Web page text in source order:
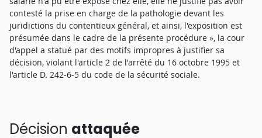
contesté la prise en charge de la pathologie devant les
juridictions du contentieux général, et ainsi, l'exposition est
présumée dans le cadre de la présente procédure », la cour
d'appel a statué par des motifs impropres à justifier sa
décision, violant l'article 2 de l'arrêté du 16 octobre 1995 et
l'article D. 242-6-5 du code de la sécurité sociale.
Décision attaquée